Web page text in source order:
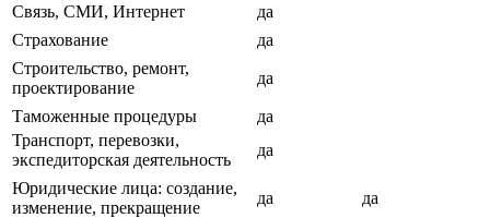
Связь, СМИ, Интернет
да
Страхование
да
Строительство, ремонт,
проектирование
да
Таможенные процедуры
да
Транспорт, перевозки,
экспедиторская деятельность
да
Юридические лица: создание,
изменение, прекращение
да да